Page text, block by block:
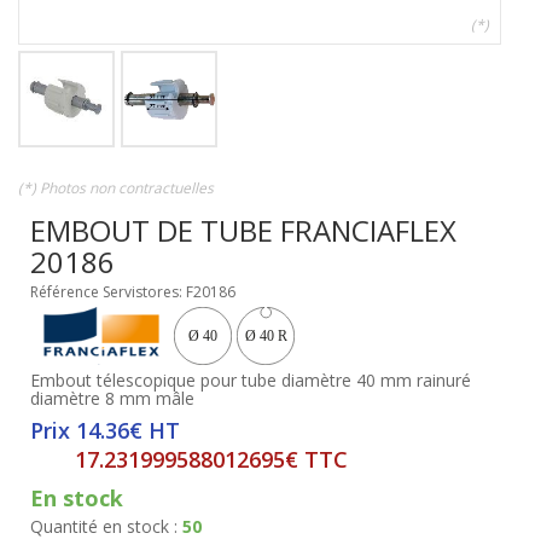
(*)
(*) Photos non contractuelles
EMBOUT DE TUBE FRANCIAFLEX
20186
Référence Servistores: F20186
Embout télescopique pour tube diamètre 40 mm rainuré
diamètre 8 mm mâle
Prix 14.36€ HT
17.231999588012695€ TTC
En stock
Quantité en stock : 50